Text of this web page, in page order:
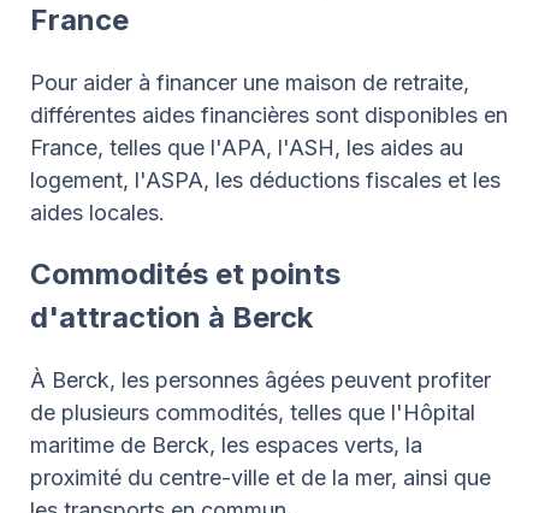
France
Pour aider à financer une maison de retraite,
différentes aides financières sont disponibles en
France, telles que l'APA, l'ASH, les aides au
logement, l'ASPA, les déductions fiscales et les
aides locales.
Commodités et points
d'attraction à Berck
À Berck, les personnes âgées peuvent profiter
de plusieurs commodités, telles que l'Hôpital
maritime de Berck, les espaces verts, la
proximité du centre-ville et de la mer, ainsi que